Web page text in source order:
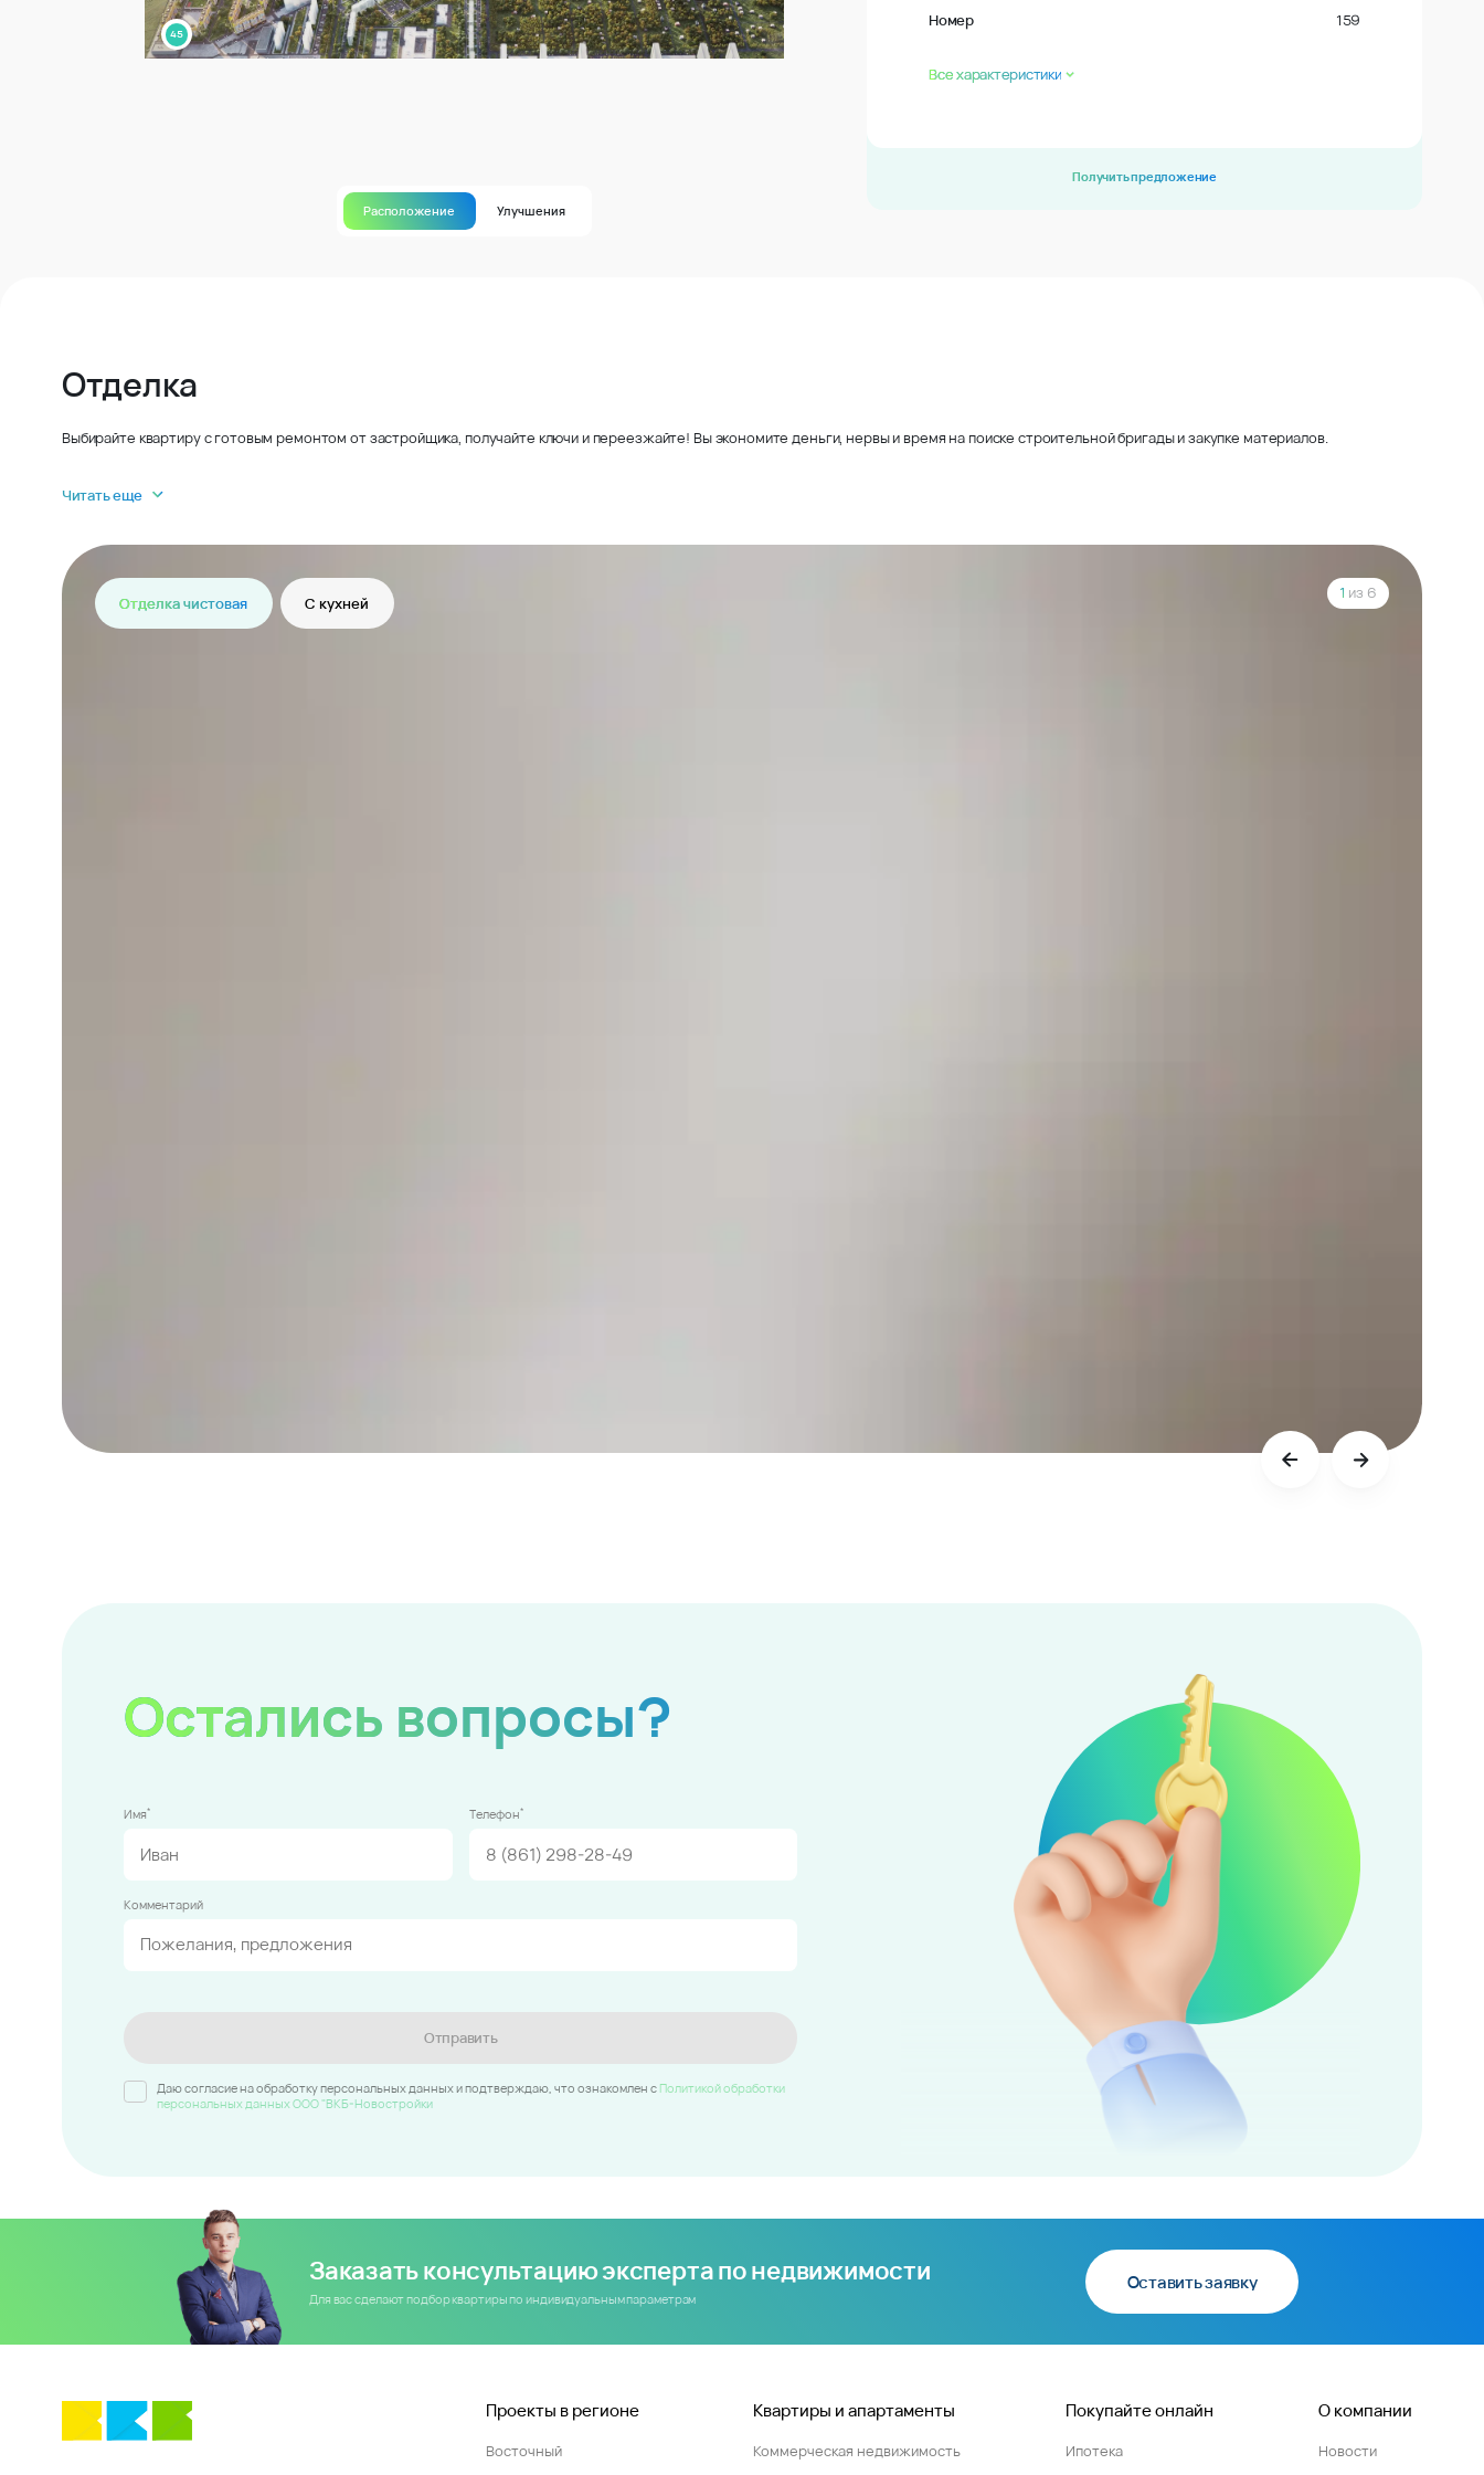
Расположение Улучшения
Номер 159
Все характеристики
Получить предложение
Отделка
Выбирайте квартиру с готовым ремонтом от застройщика, получайте ключи и переезжайте! Вы экономите деньги, нервы и время на поиске строительной бригады и закупке материалов.
Читать еще
Отделка чистовая С кухней
1 из 6
Остались вопросы?
Имя* Телефон*
Комментарий
Отправить
Даю согласие на обработку персональных данных и подтверждаю, что ознакомлен c Политикой обработки
персональных данных ООО "ВКБ-Новостройки
Заказать консультацию эксперта по недвижимости
Для вас сделают подбор квартиры по индивидуальным параметрам
Оставить заявку
Проекты в регионе
Восточный
Квартиры и апартаменты
Коммерческая недвижимость
Покупайте онлайн
Ипотека
О компании
Новости